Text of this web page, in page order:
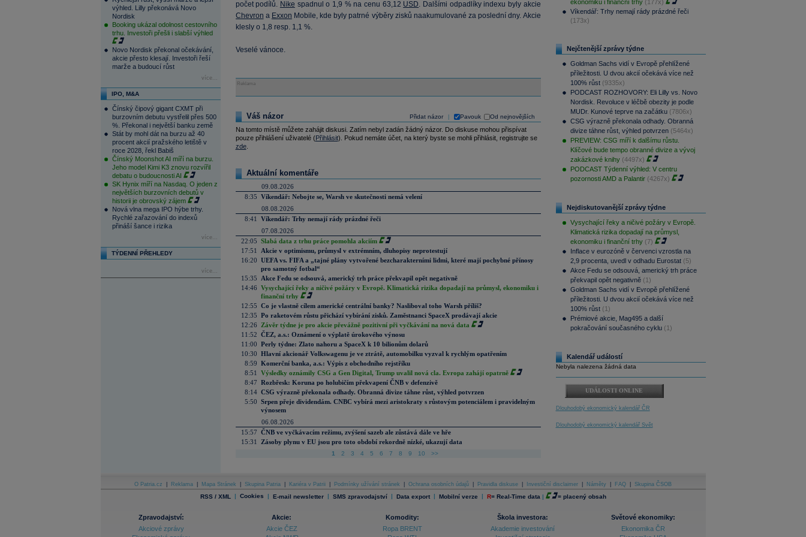
výhled. Lilly překonává Novo
Nordisk
Booking ukázal odolnost cestovního
trhu. Investoři přešli i slabší výhled
Novo Nordisk překonal očekávání,
akcie přesto klesají. Investoři řeší
marže a budoucí růst
více...
IPO, M&A
Čínský čipový gigant CXMT při
burzovním debutu vystřelil přes 500
%. Překonal i největší banku země
Stát by mohl dát na burzu až 40
procent akcií pražského letiště v
roce 2028, řekl Babiš
Čínský Moonshot AI míří na burzu.
Jeho model Kimi K3 znovu rozvířil
debatu o budoucnosti AI
SK Hynix míří na Nasdaq. O jeden z
největších burzovních debutů v
historii je obrovský zájem
Nová vlna mega IPO hýbe trhy.
Rychlé zařazování do indexů
přináší šance i rizika
více...
TÝDENNÍ PŘEHLEDY
více...
počet podílů. Nike spadnul o 1,9 % na cenu 63,12 USD. Dalšími odpadlíky indexu byly akcie
Chevron a Exxon Mobile, kde byly patrné výběry zisků naakumulované za poslední dny. Akcie
klesly o 1,8 resp. 1,1 %.
Veselé vánoce.
Reklama
Přidat názor Pavouk Od nejnovějších
Váš názor
Na tomto místě můžete zahájit diskusi. Zatím nebyl zadán žádný názor. Do diskuse mohou přispívat
pouze přihlášení uživatelé (Přihlásit). Pokud nemáte účet, na který byste se mohli přihlásit, registrujte se
zde.
Aktuální komentáře
09.08.2026
8:35 Víkendář: Nebojte se, Warsh ve skutečnosti nemá velení
08.08.2026
8:41
Víkendář: Trhy nemají rády prázdné řeči
07.08.2026
22:05 Slabá data z trhu práce pomohla akciím
17:51
Akcie v optimismu, průmysl v extrémním, dluhopisy neprotestují
16:20 UEFA vs. FIFA a „tajné plány vytvořené bezcharakterními lidmi, které mají pochybné přínosy
pro samotný fotbal“
15:35
Akce Fedu se odsouvá, americký trh práce překvapil opět negativně
14:46 Vysychající řeky a ničivé požáry v Evropě. Klimatická rizika dopadají na průmysl, ekonomiku i
finanční trhy
12:55 Co je vlastně cílem americké centrální banky? Nasliboval toho Warsh příliš?
12:35 Po raketovém růstu přichází vybírání zisků. Zaměstnanci SpaceX prodávají akcie
12:26
Závěr týdne je pro akcie převážně pozitivní při vyčkávání na nová data
11:52 ČEZ, a.s.: Oznámení o výplatě úrokového výnosu
11:00 Perly týdne: Zlato nahoru a SpaceX k 10 bilionům dolarů
10:30 Hlavní akcionář Volkswagenu je ve ztrátě, automobilku vyzval k rychlým opatřením
8:59 Komerční banka, a.s.: Výpis z obchodního rejstříku
8:51
Výsledky oznámily CSG a Gen Digital, Trump uvalil nová cla. Evropa zahájí opatrně
8:47 Rozbřesk: Koruna po holubičím překvapení ČNB v defenzivě
8:14 CSG výrazně překonala odhady. Obranná divize táhne růst, výhled potvrzen
5:50 Srpen přeje dividendám. CNBC vybírá mezi aristokraty s růstovým potenciálem i pravidelným
výnosem
06.08.2026
15:57 ČNB ve vyčkávacím režimu, zvýšení sazeb ale zůstává dále ve hře
15:31
Zásoby plynu v EU jsou pro toto období rekordně nízké, ukazují data
1 2 3 4 5 6 7 8 9 10 >>
ekonomiku i finanční trhy (177x)
Víkendář: Trhy nemají rády prázdné řeči
(173x)
Nejčtenější zprávy týdne
Goldman Sachs vidí v Evropě přehlížené
příležitosti. U dvou akcií očekává více než
100% růst (9335x)
PODCAST ROZHOVORY: Eli Lilly vs. Novo
Nordisk. Revoluce v léčbě obezity je podle
MUDr. Kunové teprve na začátku (7806x)
CSG výrazně překonala odhady. Obranná
divize táhne růst, výhled potvrzen (5464x)
PREVIEW: CSG míří k dalšímu růstu.
Klíčové bude tempo obranné divize a vývoj
zakázkové knihy (4497x)
PODCAST Týdenní výhled: V centru
pozornosti AMD a Palantir (4267x)
Nejdiskutovanější zprávy týdne
Vysychající řeky a ničivé požáry v Evropě.
Klimatická rizika dopadají na průmysl,
ekonomiku i finanční trhy (7)
Inflace v eurozóně v červenci vzrostla na
2,9 procenta, uvedl v odhadu Eurostat (5)
Akce Fedu se odsouvá, americký trh práce
překvapil opět negativně (1)
Goldman Sachs vidí v Evropě přehlížené
příležitosti. U dvou akcií očekává více než
100% růst (1)
Prémiové akcie, Mag495 a další
pokračování současného cyklu (1)
Kalendář událostí
Nebyla nalezena žádná data
UDÁLOSTI ONLINE
Dlouhodobý ekonomický kalendář ČR
Dlouhodobý ekonomický kalendář Svět
O Patria.cz Reklama Mapa Stránek Skupina Patria Kariéra v Patrii Podmínky užívání stránek Ochrana osobních údajů Pravidla diskuse Investiční disclaimer Náměty FAQ Skupina ČSOB
RSS / XML | Cookies | E-mail newsletter | SMS zpravodajství | Data export | Mobilní verze | R= Real-Time data | = placený obsah
Zpravodajství:
Akciové zprávy
Akcie:
Akcie ČEZ
Komodity:
Ropa BRENT
Škola investora:
Akademie investování
Světové ekonomiky:
Ekonomika ČR